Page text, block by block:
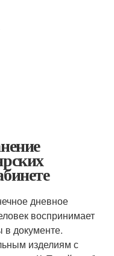
дневное
воспринимает
документе.
изделиям с